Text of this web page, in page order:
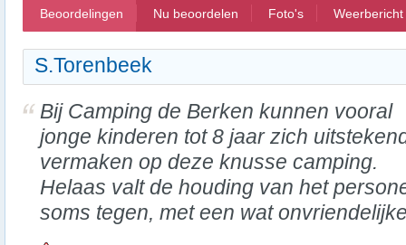
Beoordelingen Nu beoordelen Foto's Weerbericht
S.Torenbeek
Bij Camping de Berken kunnen vooral
jonge kinderen tot 8 jaar zich
vermaken op deze knusse camping.
Helaas valt de houding van het
soms tegen, met een wat